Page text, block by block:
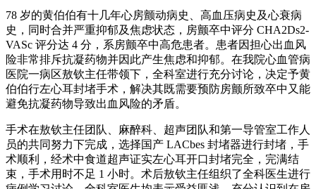
78 岁的黄伯伯有十几年心房颤动病史、高血压病史及心衰病
史，同时合并严重抑郁及焦虑状态，房颤卒中评分 CHA2Ds2-
VASc 评分达 4 分，系房颤卒中高危患者。患者因担心出血风
险非常排斥抗凝药物并因此产生焦虑和抑郁。在我院心血管病
医院一病区敖钦主任带领下，全科室进行充分讨论，决定予黄
伯伯行左心耳封堵手术，解决其既需要预防房颤所致卒中又能
避免抗凝药物导致出血风险的矛盾。
手术在敖钦主任团队、麻醉科、超声团队和第一导管室工作人
员的共同努力下完成，选择国产 LACbes 封堵器进行封堵，手
术顺利，经术中食道超声证实左心耳开口封堵完全，完满结
束，手术用时不足 1 小时。术后敖钦主任组织了全科医生进行